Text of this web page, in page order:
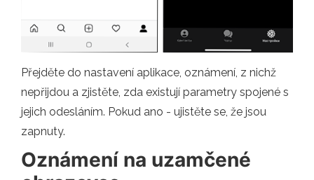
Přejděte do nastavení aplikace, oznámení, z nichž
nepřijdou a zjistěte, zda existují parametry spojené s
jejich odesláním. Pokud ano - ujistěte se, že jsou
zapnuty.
Oznámení na uzamčené